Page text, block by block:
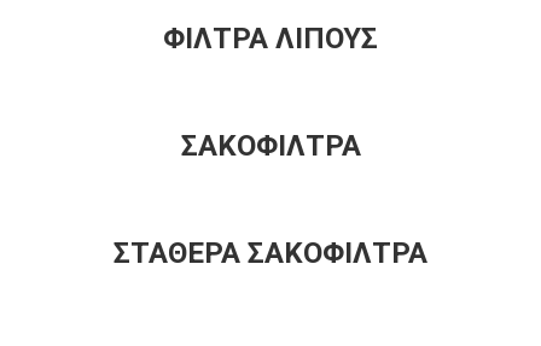
ΦΙΛΤΡΑ ΛΙΠΟΥΣ
ΣΑΚΟΦΙΛΤΡΑ
ΣΤΑΘΕΡΑ ΣΑΚΟΦΙΛΤΡΑ